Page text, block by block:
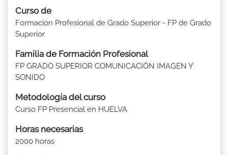
Curso de
Formación Profesional de Grado Superior - FP de Grado
Superior
Familia de Formación Profesional
FP GRADO SUPERIOR COMUNICACIÓN IMAGEN Y
SONIDO
Metodología del curso
Curso FP Presencial en HUELVA
Horas necesarias
2000 horas